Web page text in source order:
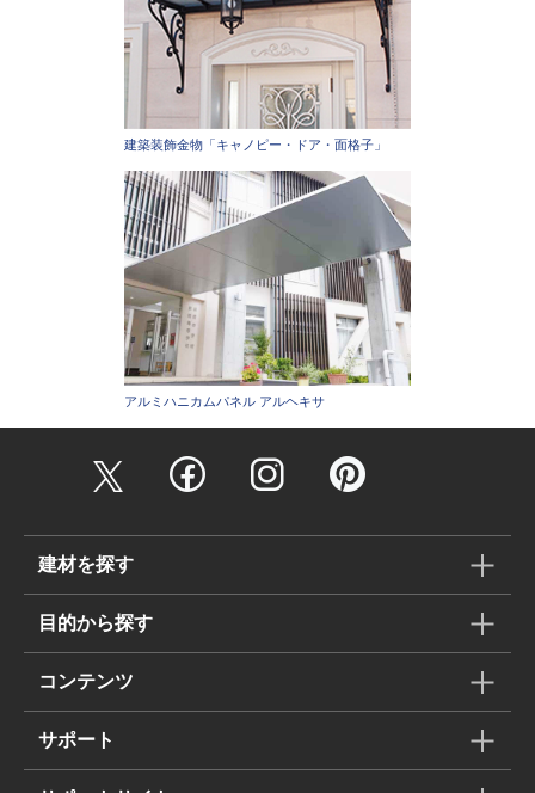
建築装飾金物「キャノピー・ドア・面格子」
アルミハニカムパネル アルヘキサ
建材を探す
目的から探す
コンテンツ
サポート